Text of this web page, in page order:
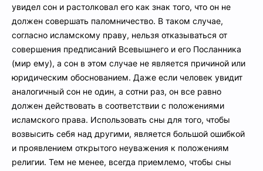
увидел сон и растолковал его как знак того, что он не
должен совершать паломничество. В таком случае,
согласно исламскому праву, нельзя отказываться от
совершения предписаний Всевышнего и его Посланника
(мир ему), а сон в этом случае не является причиной или
юридическим обоснованием. Даже если человек увидит
аналогичный сон не один, а сотни раз, он все равно
должен действовать в соответствии с положениями
исламского права. Использовать сны для того, чтобы
возвысить себя над другими, является большой ошибкой
и проявлением открытого неуважения к положениям
религии. Тем не менее, всегда приемлемо, чтобы сны